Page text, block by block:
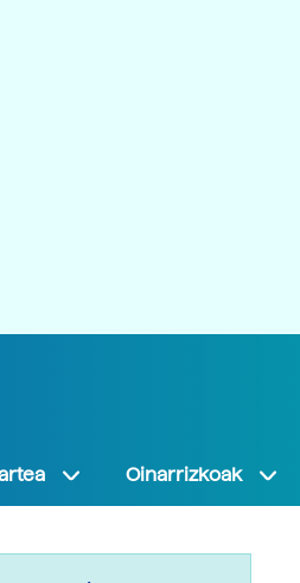
Oinarrizkoak